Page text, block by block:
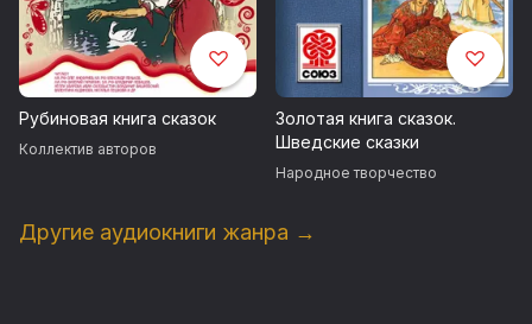
Рубиновая книга сказок
Коллектив авторов
Золотая книга сказок.
Шведские сказки
Народное творчество
Другие аудиокниги жанра →